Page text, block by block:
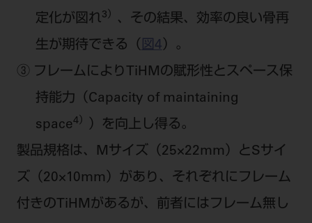
定化が図れ3）
、その結果、効率の良い骨再
生が期待できる（ 図4 ）。
③ フレームによりTiHMの賦形性とスペース保
持能力（Capacity of maintaining
space4）
）を向上し得る。
製品規格は、Mサイズ（25×22mm）とSサイ
ズ（20×10mm）があり、それぞれにフレーム
付きのTiHMがあるが、前者にはフレーム無し